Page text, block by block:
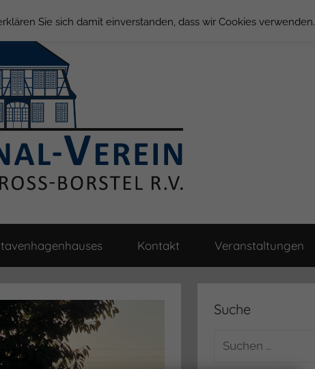
Kontakt Veranstaltungen
Suche
Suchen
Sie sich damit einverstanden, dass wir Cookies verwenden.